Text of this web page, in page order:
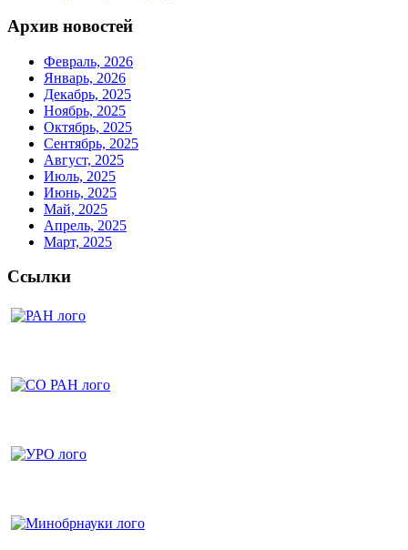
Архив новостей
Февраль, 2026
Январь, 2026
Декабрь, 2025
Ноябрь, 2025
Октябрь, 2025
Сентябрь, 2025
Август, 2025
Июль, 2025
Июнь, 2025
Май, 2025
Апрель, 2025
Март, 2025
Ссылки